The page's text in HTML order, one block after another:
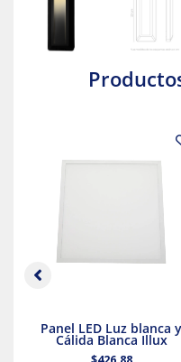
Panel LED Luz blanca y
Cálida Blanca Illux